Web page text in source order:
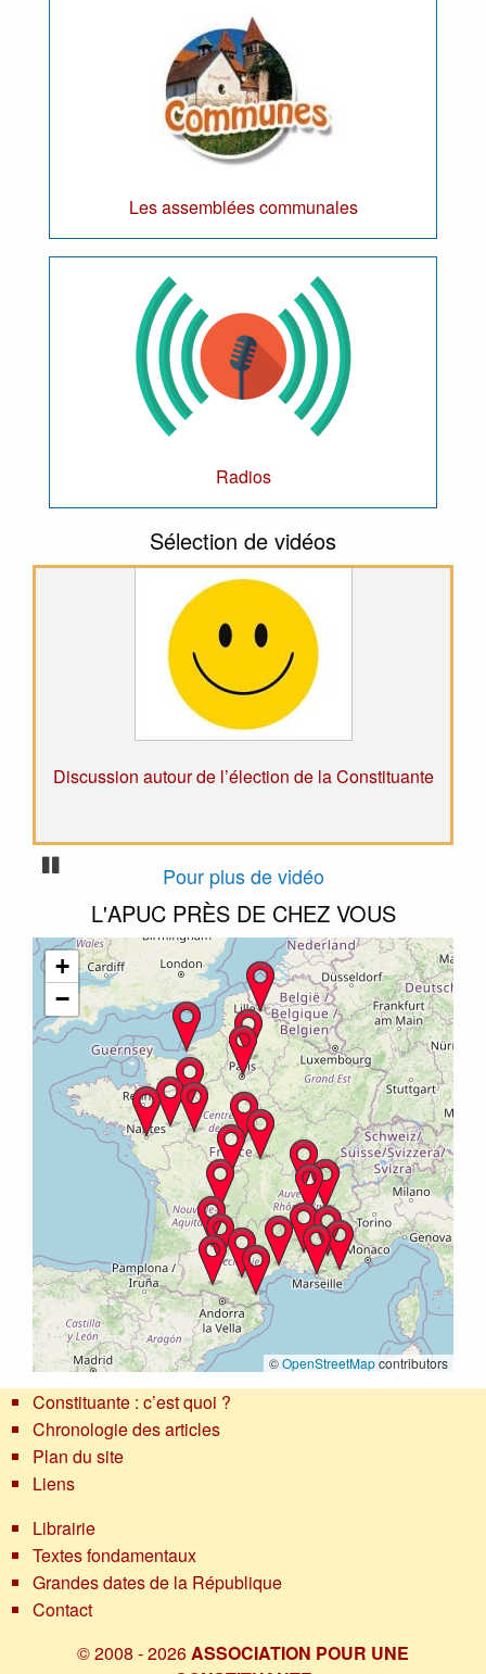
Les assemblées communales
Radios
Sélection de vidéos
Une vraie Constituante face à la crise
Pour plus de vidéo
L'APUC PRÈS DE CHEZ VOUS
+
−
©OpenStreetMapcontributors
Constituante : c’est quoi ?
Chronologie des articles
Plan du site
Liens
Librairie
Textes fondamentaux
Grandes dates de la République
Contact
© 2008 - 2026ASSOCIATION POUR UNE